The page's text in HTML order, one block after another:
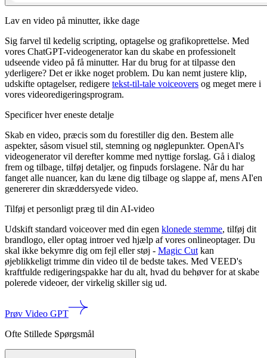
Lav en video på minutter, ikke dage
Sig farvel til kedelig scripting, optagelse og grafikoprettelse. Med
vores ChatGPT-videogenerator kan du skabe en professionelt
udseende video på få minutter. Har du brug for at tilpasse den
yderligere? Det er ikke noget problem. Du kan nemt justere klip,
udskifte optagelser, redigere tekst-til-tale voiceovers og meget mere i
vores videoredigeringsprogram.
Specificer hver eneste detalje
Skab en video, præcis som du forestiller dig den. Bestem alle
aspekter, såsom visuel stil, stemning og nøglepunkter. OpenAI's
videogenerator vil derefter komme med nyttige forslag. Gå i dialog
frem og tilbage, tilføj detaljer, og finpuds forslagene. Når du har
fanget alle nuancer, kan du læne dig tilbage og slappe af, mens AI'en
genererer din skræddersyede video.
Tilføj et personligt præg til din AI-video
Udskift standard voiceover med din egen klonede stemme, tilføj dit
brandlogo, eller optag introer ved hjælp af vores onlineoptager. Du
skal ikke bekymre dig om fejl eller støj - Magic Cut kan
øjeblikkeligt trimme din video til de bedste takes. Med VEED's
kraftfulde redigeringspakke har du alt, hvad du behøver for at skabe
polerede videoer, der virkelig skiller sig ud.
Prøv Video GPT
Ofte Stillede Spørgsmål